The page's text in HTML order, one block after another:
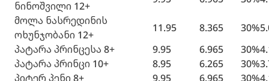
ნინოშვილი 12+
მოლა ნასრედინის
ოხუნჯობანი 12+
11.95 8.365 30%
პატარა პრინცესა 8+
9.95 6.965 30%
პატარა პრინცი 10+
8.95 6.265 30%
პიტერ პენი 8+
9.95 6.965 30%